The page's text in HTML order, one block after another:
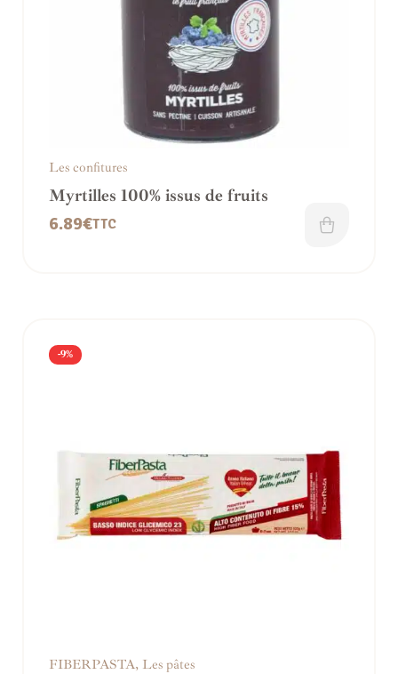
Les confitures
Myrtilles 100% issus de fruits
6.89€TTC
-9%
FIBERPASTA, Les pâtes